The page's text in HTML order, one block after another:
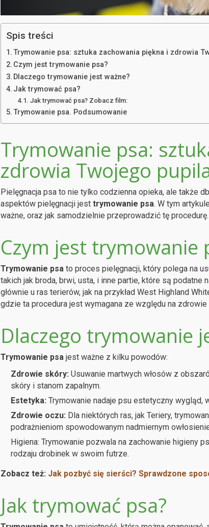
Spis treści
Trymowanie psa: sztuka zachowania piękna i zdrowia
Czym jest trymowanie psa?
Dlaczego trymowanie jest ważne?
Jak trymować psa?
Jak trymować psa? Zobacz film:
Trymowanie psa. Podsumowanie
Trymowanie psa:
zdrowia Twojego
Pielęgnacja psa to nie tylko codzienna opieka, ale także
aspektów pielęgnacji jest trymowanie psa. W tym
ważne, oraz jak samodzielnie przeprowadzić tę procedurę.
Czym jest trymowanie
Trymowanie psa to proces pielęgnacji, który polega na
takich jak broda, brwi, usta, i inne partie, które są
głównie u ras terierów, jak na przykład West Highland
gdzie ta procedura jest wymagana ze względu na
Dlaczego trymowanie
Trymowanie psa jest ważne z kilku powodów:
Zdrowie skóry: Usuwanie martwych włosów z
skóry i stanom zapalnym.
Estetyka: Trymowanie nadaje psu estetyczny wygląd,
Zdrowie oczu: Dla niektórych ras, jak Teriery,
podrażnieniom spowodowanym nadmiernym
Higiena: Trymowanie pozwala na zachowanie higieny
rodzaju drobinek w swoim futrze.
Zobacz też: Jak pozbyć się sierści? Sprawdzone
Jak trymować psa?